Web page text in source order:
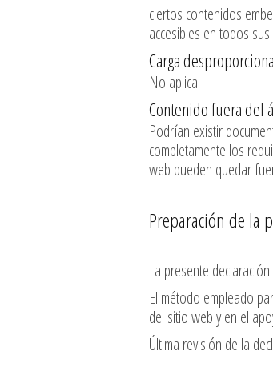
ciertos contenidos
accesibles en todos
Carga
No aplica.
Contenido fuera del
Podrían existir
completamente los
web pueden quedar
Preparación de la
La presente
El método empleado
del sitio web y en el
Última revisión de la